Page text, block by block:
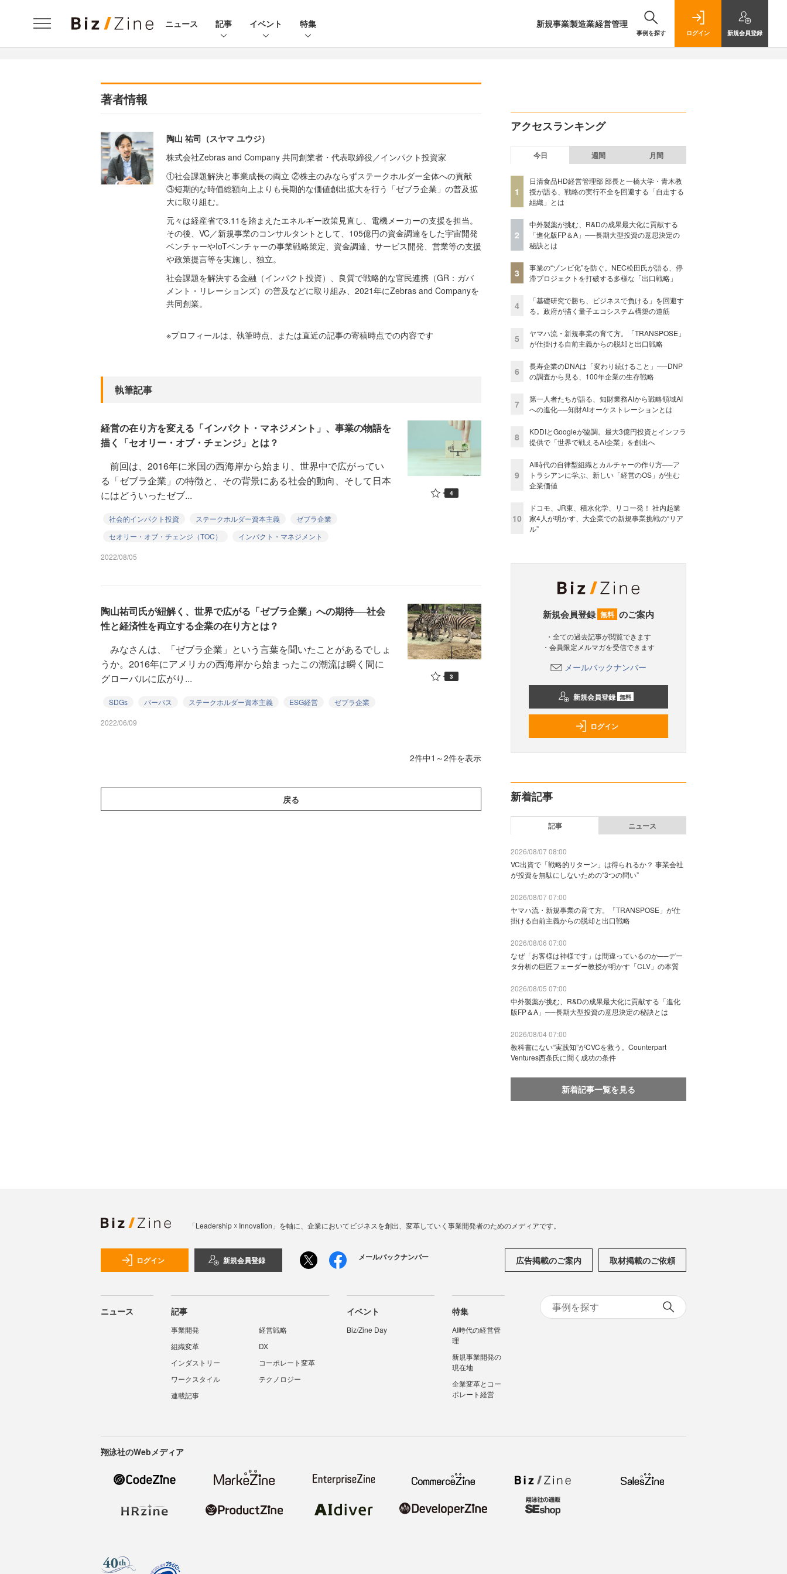
ニュース 記事 イベント 特集 新規事業製造業経営管理
事例を探す ログイン 新規会員登録
著者情報
陶山 祐司（スヤマ ユウジ）
株式会社Zebras and Company 共同創業者・代表取締役／インパクト投資家
①社会課題解決と事業成長の両立 ②株主のみならずステークホルダー全体への貢献
③短期的な時価総額向上よりも長期的な価値創出拡大を行う「ゼブラ企業」の普及拡
大に取り組む。
元々は経産省で3.11を踏まえたエネルギー政策見直し、電機メーカーの支援を担当。
その後、VC／新規事業のコンサルタントとして、105億円の資金調達をした宇宙開発
ベンチャーやIoTベンチャーの事業戦略策定、資金調達、サービス開発、営業等の支援
や政策提言等を実施し、独立。
社会課題を解決する金融（インパクト投資）、良質で戦略的な官民連携（GR：ガバ
メント・リレーションズ）の普及などに取り組み、2021年にZebras and Companyを
共同創業。
※プロフィールは、執筆時点、または直近の記事の寄稿時点での内容です
執筆記事
経営の在り方を変える「インパクト・マネジメント」、事業の物語を
描く「セオリー・オブ・チェンジ」とは？
前回は、2016年に米国の西海岸から始まり、世界中で広がってい
る「ゼブラ企業」の特徴と、その背景にある社会的動向、そして日本
にはどういったゼブ...
社会的インパクト投資 ステークホルダー資本主義
ゼブラ企業
セオリー・オブ・チェンジ（TOC）
インパクト・マネジメント
2022/08/05
4
陶山祐司氏が紐解く、世界で広がる「ゼブラ企業」への期待──社会
性と経済性を両立する企業の在り方とは？
みなさんは、「ゼブラ企業」という言葉を聞いたことがあるでしょ
うか。2016年にアメリカの西海岸から始まったこの潮流は瞬く間に
グローバルに広がり...
SDGs パーパス ステークホルダー資本主義 ESG経営 ゼブラ企業
2022/06/09
3
2件中1～2件を表示
戻る
アクセスランキング
今日 週間 月間
1
日清食品HD経営管理部 部長と一橋大学・青木教
授が語る、戦略の実行不全を回避する「自走する
組織」とは
2
中外製薬が挑む、R&Dの成果最大化に貢献する
「進化版FP＆A」──長期大型投資の意思決定の
秘訣とは
3
事業の“ゾンビ化”を防ぐ。NEC松田氏が語る、停
滞プロジェクトを打破する多様な「出口戦略」
4
「基礎研究で勝ち、ビジネスで負ける」を回避す
る。政府が描く量子エコシステム構築の道筋
5
ヤマハ流・新規事業の育て方。「TRANSPOSE」
が仕掛ける自前主義からの脱却と出口戦略
6
長寿企業のDNAは「変わり続けること」──DNP
の調査から見る、100年企業の生存戦略
7
第一人者たちが語る、知財業務AIから戦略領域AI
への進化──知財AIオーケストレーションとは
8
KDDIとGoogleが協調。最大3億円投資とインフラ
提供で「世界で戦えるAI企業」を創出へ
9
AI時代の自律型組織とカルチャーの作り方──ア
トラシアンに学ぶ、新しい「経営のOS」が生む
企業価値
10
ドコモ、JR東、積水化学、リコー発！ 社内起業
家4人が明かす、大企業での新規事業挑戦の“リア
ル”
新規会員登録 無料 のご案内
・全ての過去記事が閲覧できます
・会員限定メルマガを受信できます
メールバックナンバー
新規会員登録 無料
ログイン
新着記事
記事 ニュース
2026/08/07 08:00
VC出資で「戦略的リターン」は得られるか？ 事業会社
が投資を無駄にしないための“3つの問い”
2026/08/07 07:00
ヤマハ流・新規事業の育て方。「TRANSPOSE」が仕
掛ける自前主義からの脱却と出口戦略
2026/08/06 07:00
なぜ「お客様は神様です」は間違っているのか──デー
タ分析の巨匠フェーダー教授が明かす「CLV」の本質
2026/08/05 07:00
中外製薬が挑む、R&Dの成果最大化に貢献する「進化
版FP＆A」──長期大型投資の意思決定の秘訣とは
2026/08/04 07:00
教科書にない“実践知”がCVCを救う。Counterpart
Ventures西条氏に聞く成功の条件
新着記事一覧を見る
「Leadership ☓ Innovation」を軸に、企業においてビジネスを創出、変革していく事業開発者のためのメディアです。
ログイン 新規会員登録 メールバックナンバー 広告掲載のご案内 取材掲載のご依頼
ニュース 記事
事業開発
経営戦略
組織変革
DX
インダストリー
コーポレート変革
ワークスタイル
テクノロジー
連載記事
イベント
Biz/Zine Day
特集
AI時代の経営管
理
新規事業開発の
現在地
企業変革とコー
ポレート経営
翔泳社のWebメディア